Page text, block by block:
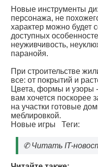
Новые инструменты
персонажа, не
характер можно будет
доступных
неуживчивость,
паранойя.
При строительстве
все: от покрытий и
Цвета, формы и узоры
вам хочется поскорее
на участки готовые
меблировкой.
Новые игры Теги:
✆Читать IT-